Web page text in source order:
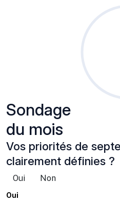
Sondage
du mois
Vos priorités de
clairement définies ?
Oui Non
Oui